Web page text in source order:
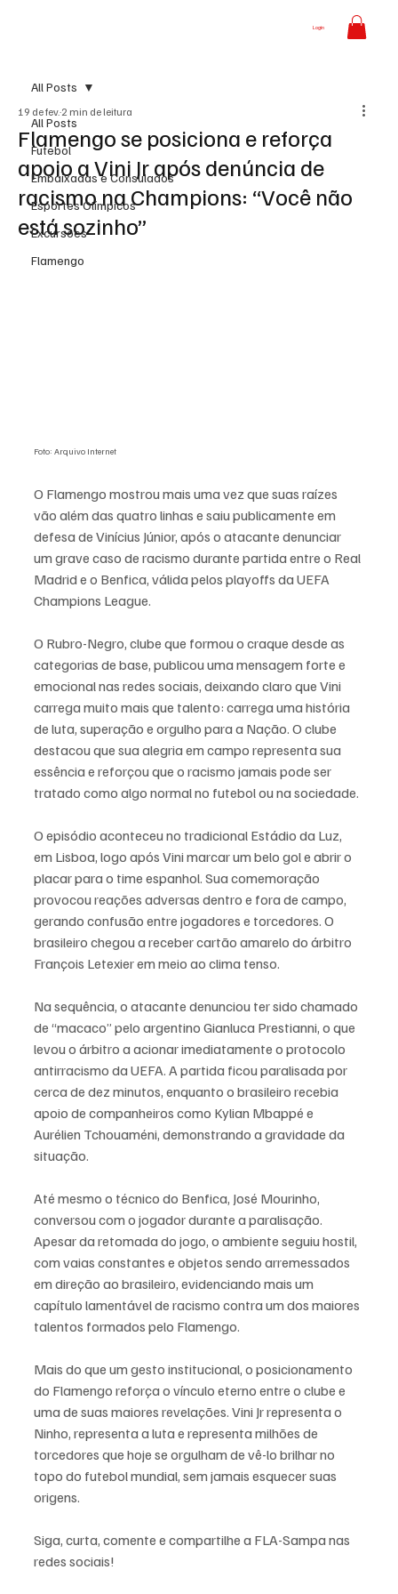
Login
All Posts
Futebol
Embaixadas e Consulados
Esportes Olímpicos
Excursões
Flamengo
All Posts
Flamengo se posiciona e reforça
apoio a Vini Jr após denúncia de
racismo na Champions: “Você não
está sozinho”
19 de fev. 2 min de leitura
Foto: Arquivo Internet
O Flamengo mostrou mais uma vez que suas raízes
vão além das quatro linhas e saiu publicamente em
defesa de Vinícius Júnior, após o atacante denunciar
um grave caso de racismo durante partida entre o Real
Madrid e o Benfica, válida pelos playoffs da UEFA
Champions League.
O Rubro-Negro, clube que formou o craque desde as
categorias de base, publicou uma mensagem forte e
emocional nas redes sociais, deixando claro que Vini
carrega muito mais que talento: carrega uma história
de luta, superação e orgulho para a Nação. O clube
destacou que sua alegria em campo representa sua
essência e reforçou que o racismo jamais pode ser
tratado como algo normal no futebol ou na sociedade.
O episódio aconteceu no tradicional Estádio da Luz,
em Lisboa, logo após Vini marcar um belo gol e abrir o
placar para o time espanhol. Sua comemoração
provocou reações adversas dentro e fora de campo,
gerando confusão entre jogadores e torcedores. O
brasileiro chegou a receber cartão amarelo do árbitro
François Letexier em meio ao clima tenso.
Na sequência, o atacante denunciou ter sido chamado
de “macaco” pelo argentino Gianluca Prestianni, o que
levou o árbitro a acionar imediatamente o protocolo
antirracismo da UEFA. A partida ficou paralisada por
cerca de dez minutos, enquanto o brasileiro recebia
apoio de companheiros como Kylian Mbappé e
Aurélien Tchouaméni, demonstrando a gravidade da
situação.
Até mesmo o técnico do Benfica, José Mourinho,
conversou com o jogador durante a paralisação.
Apesar da retomada do jogo, o ambiente seguiu hostil,
com vaias constantes e objetos sendo arremessados
em direção ao brasileiro, evidenciando mais um
capítulo lamentável de racismo contra um dos maiores
talentos formados pelo Flamengo.
Mais do que um gesto institucional, o posicionamento
do Flamengo reforça o vínculo eterno entre o clube e
uma de suas maiores revelações. Vini Jr representa o
Ninho, representa a luta e representa milhões de
torcedores que hoje se orgulham de vê-lo brilhar no
topo do futebol mundial, sem jamais esquecer suas
origens.
Siga, curta, comente e compartilhe a FLA-Sampa nas
redes sociais!